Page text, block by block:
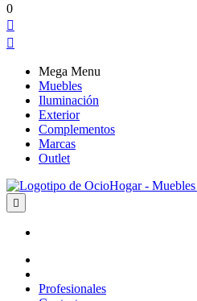
0


Mega Menu
Muebles
Iluminación
Exterior
Complementos
Marcas
Outlet

Profesionales